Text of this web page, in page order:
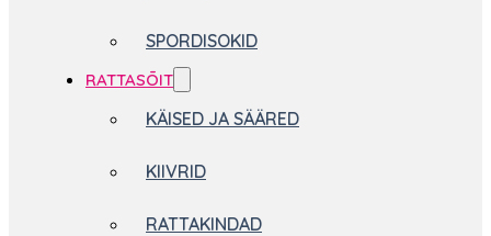
SPORDISOKID
RATTASÕIT
KÄISED JA SÄÄRED
KIIVRID
RATTAKINDAD